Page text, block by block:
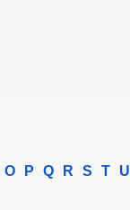
O P Q R S T U